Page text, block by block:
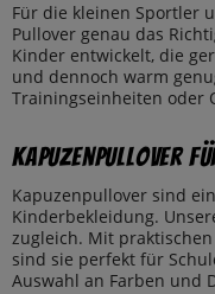
Für die kleinen Sportler
Pullover genau das
Kinder entwickelt, die
und dennoch warm
Trainingseinheiten oder
Kapuzenpullover
Kapuzenpullover sind
Kinderbekleidung.
zugleich. Mit
sind sie perfekt für
Auswahl an Farben und